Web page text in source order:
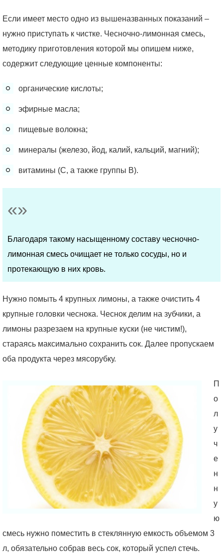
Если имеет место одно из вышеназванных показаний –
нужно приступать к чистке. Чесночно-лимонная смесь,
методику приготовления которой мы опишем ниже,
содержит следующие ценные компоненты:
органические кислоты;
эфирные масла;
пищевые волокна;
минералы (железо, йод, калий, кальций, магний);
витамины (С, а также группы В).
Благодаря такому насыщенному составу чесночно-
лимонная смесь очищает не только сосуды, но и
протекающую в них кровь.
Нужно помыть 4 крупных лимоны, а также очистить 4
крупные головки чеснока. Чеснок делим на зубчики, а
лимоны разрезаем на крупные куски (не чистим!),
стараясь максимально сохранить сок. Далее пропускаем
оба продукта через мясорубку.
П
о
л
у
ч
е
н
н
у
ю
смесь нужно поместить в стеклянную емкость объемом 3
л, обязательно собрав весь сок, который успел стечь.